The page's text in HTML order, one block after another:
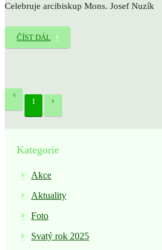
Celebruje arcibiskup Mons. Josef Nuzík
ČÍST DÁL
1
Kategorie
Akce
Aktuality
Foto
Svatý rok 2025